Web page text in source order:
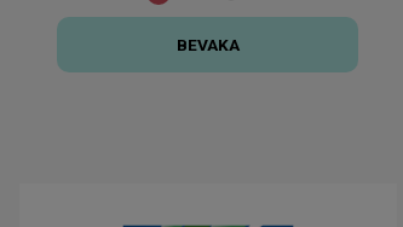
BEVAKA